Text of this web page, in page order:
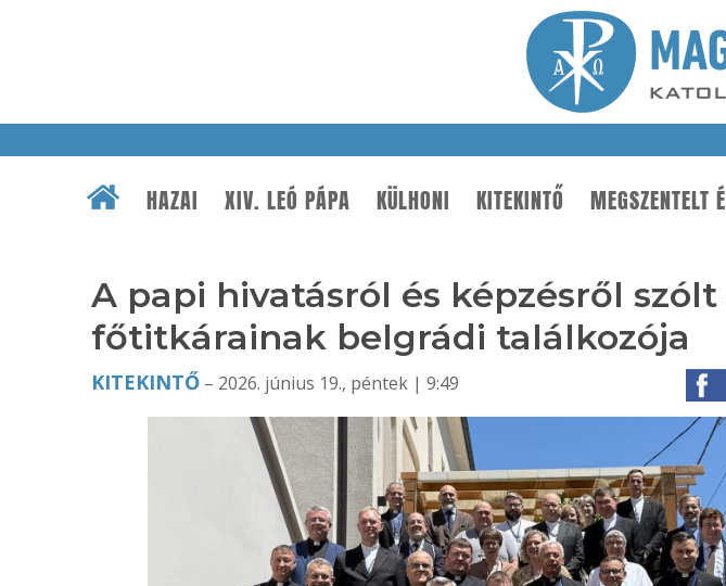
HAZAI XIV. LEÓ PÁPA KÜLHONI KITEKINTŐ MEGSZENTELT
A papi hivatásról és képzésről szólt
főtitkárainak belgrádi találkozója
KITEKINTŐ – 2026. június 19., péntek | 9:49